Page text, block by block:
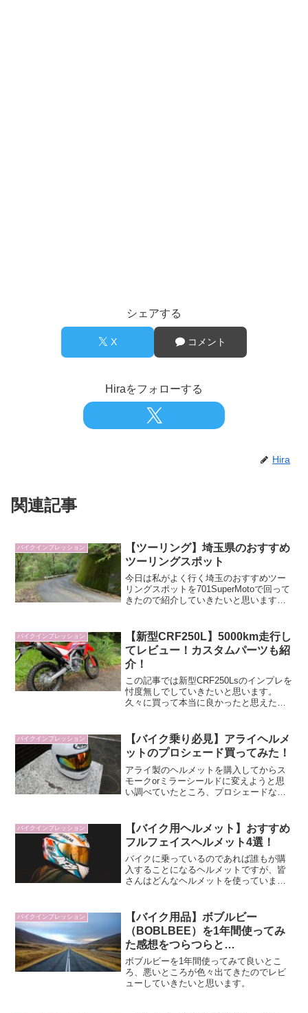
シェアする
X コメント
Hiraをフォローする
Hira
関連記事
バイクインプレッション
【ツーリング】埼玉県のおすすめ
ツーリングスポット
今日は私がよく行く埼玉のおすすめツー
リングスポットを701SuperMotoで回って
きたので紹介していきたいと思います。
下さい
バイクインプレッション
【新型CRF250L】5000km走行し
てレビュー！カスタムパーツも紹
介！
この記事では新型CRF250Lsのインプレを
忖度無しでしていきたいと思います。
久々に買って本当に良かったと思えたバ
バイクインプレッション
【バイク乗り必見】アライヘルメ
ットのプロシェード買ってみた！
アライ製のヘルメットを購入してからス
モークorミラーシールドに変えようと思
い調べていたところ、プロシェードなる
視力が弱いため、夜ツーリングを避けて
いましたが、プロシェードシステムを導
入してからというもの時間を気にせずツ
ーリングを一層楽しむことができるよう
になりました。
バイクインプレッション
【バイク用ヘルメット】おすすめ
フルフェイスヘルメット4選！
バイクに乗っているのであれば誰もが購
入することになるヘルメットですが、皆
さんはどんなヘルメットを使っています
う方は是非この記事を読んで頂ければと
思います。
バイクインプレッション
【バイク用品】ボブルビー
（BOBLBEE）を1年間使ってみ
た感想をつらつらと…
ボブルビーを1年間使ってみて良いとこ
ろ、悪いところが色々出てきたのでレビ
ューしていきたいと思います。